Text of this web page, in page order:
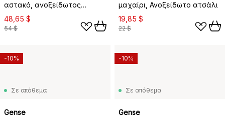
αστακό, ανοξείδωτος
χάλυβας Συσκευασία 4
τεμαχίων
48,65 $
54 $
μαχαίρι, Ανοξείδωτο ατσάλι
19,85 $
22 $
Σε απόθεμα
Gense
-10%
Σε απόθεμα
Gense
-10%